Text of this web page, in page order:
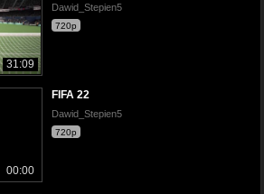
31:09
Dawid_Stepien5
720p
00:00
FIFA 22
Dawid_Stepien5
720p